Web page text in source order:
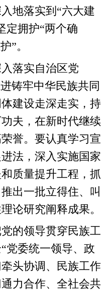
地落实到“六大建
定拥护“两个确
”。
落实自治区党
铸牢中华民族共同
建设走深走实，持
夫，在新时代继续
誉。要认真学习宣
法，深入实施国家
质量提升工程，抓
出一批立得住、叫
论研究阐释成果。
的领导贯穿民族工
党委统一领导、政
头协调、民族工作
力合作、全社会共